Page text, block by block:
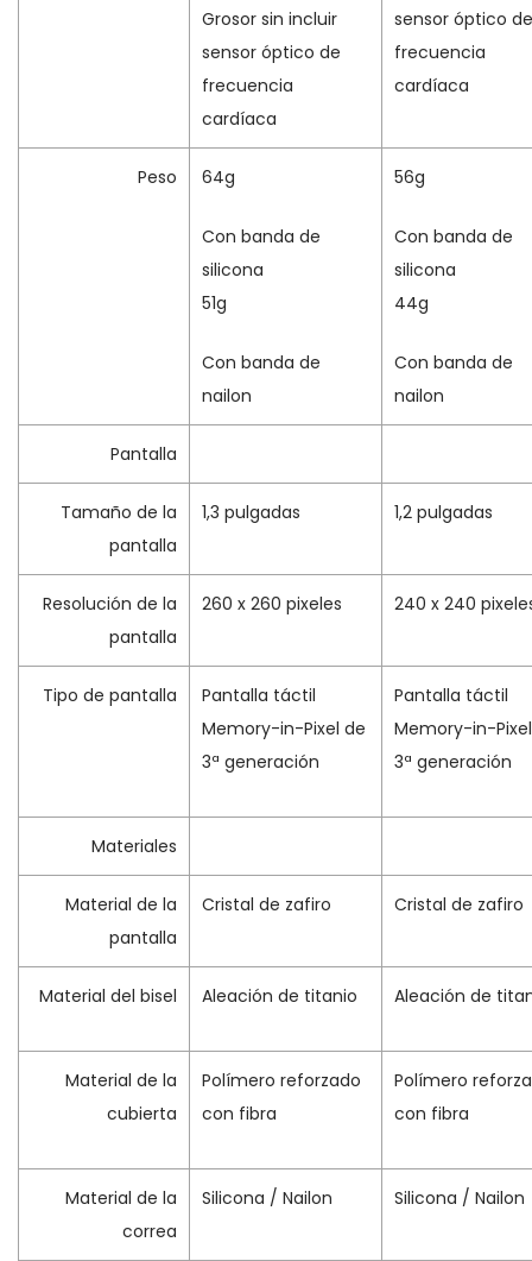
Grosor sin incluir
sensor óptico de
frecuencia
cardíaca
sensor óptico de
frecuencia
cardíaca
Peso 64g
Con banda de
silicona
51g
Con banda de
nailon
56g
Con banda de
silicona
44g
Con banda de
nailon
Pantalla
Tamaño de la
pantalla
1,3 pulgadas 1,2 pulgadas
Resolución de la
pantalla
260 x 260 pixeles 240 x 240
Tipo de pantalla
Pantalla táctil
Memory-in-Pixel de
3ª generación
Pantalla táctil
Memory-in-
3ª generación
Materiales
Material de la
pantalla
Cristal de zafiro Cristal de zafiro
Material del bisel Aleación de titanio Aleación de
Material de la
cubierta
Polímero reforzado
con fibra
Polímero
con fibra
Material de la
correa
Silicona / Nailon Silicona / Nailon